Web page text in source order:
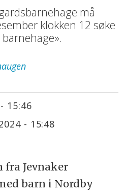
må
klokken 12 søke
- 15:46
- 15:48
Jevnaker
barn i Nordby